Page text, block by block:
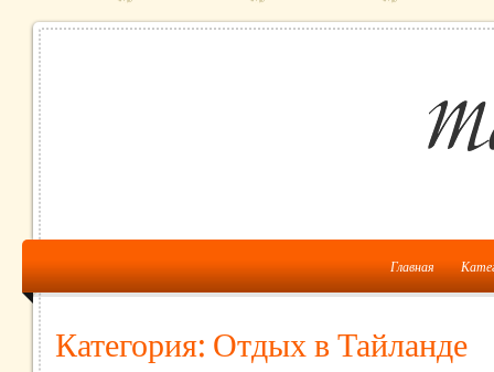
Главная
Категория: Отдых в Тайланде